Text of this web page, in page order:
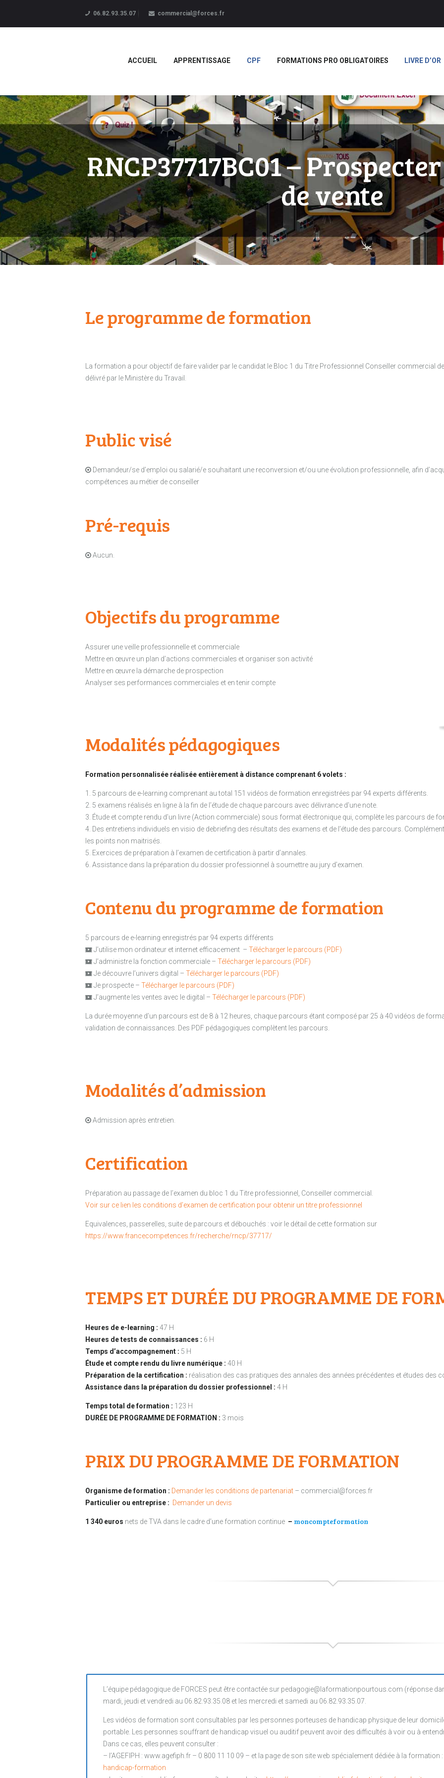
06.82.93.35.07 commercial@forces.fr
ACCUEIL APPRENTISSAGE CPF FORMATIONS PRO OBLIGATOIRES LIVRE D’OR
RNCP37717BC01 –
de vente
Forces
APPRENTISSAGE
FORMATIONS PRO
LIVRE D’OR
BOUTIQUE
MARQUE BLANCHE
Le programme de formation
La formation a pour objectif de faire valider par le candidat le Bloc 1 du Titre Professionnel Conseiller commercial de
délivré par le Ministère du Travail.
Public visé
Demandeur/se d’emploi ou salarié/e souhaitant une reconversion et/ou une évolution professionnelle, afin
compétences au métier de conseiller
Pré-requis
Aucun.
Objectifs du programme
Assurer une veille professionnelle et commerciale
Mettre en œuvre un plan d’actions commerciales et organiser son activité
Mettre en œuvre la démarche de prospection
Analyser ses performances commerciales et en tenir compte
Modalités pédagogiques
Formation personnalisée réalisée entièrement à distance comprenant 6 volets :
1. 5 parcours de e-learning comprenant au total 151 vidéos de formation enregistrées par 94 experts différents.
2. 5 examens réalisés en ligne à la fin de l’étude de chaque parcours avec délivrance d’une note.
3. Étude et compte rendu d’un livre (Action commerciale) sous format électronique qui, complète les parcours de
4. Des entretiens individuels en visio de debriefing des résultats des examens et de l’étude des parcours.
les points non maitrisés.
5. Exercices de préparation à l’examen de certification à partir d’annales.
6. Assistance dans la préparation du dossier professionnel à soumettre au jury d’examen.
Contenu du programme de formation
5 parcours de e-learning enregistrés par 94 experts différents
J’utilise mon ordinateur et internet efficacement – Télécharger le parcours (PDF)
J’administre la fonction commerciale – Télécharger le parcours (PDF)
Je découvre l’univers digital – Télécharger le parcours (PDF)
Je prospecte – Télécharger le parcours (PDF)
J’augmente les ventes avec le digital – Télécharger le parcours (PDF)
La durée moyenne d’un parcours est de 8 à 12 heures, chaque parcours étant composé par 25 à 40 vidéos de
validation de connaissances. Des PDF pédagogiques complètent les parcours.
Modalités d’admission
Admission après entretien.
Certification
Préparation au passage de l’examen du bloc 1 du Titre professionnel, Conseiller commercial.
Voir sur ce lien les conditions d’examen de certification pour obtenir un titre professionnel
Equivalences, passerelles, suite de parcours et débouchés : voir le détail de cette formation sur
https://www.francecompetences.fr/recherche/rncp/37717/
TEMPS ET DURÉE DU PROGRAMME DE
Heures de e-learning : 47 H
Heures de tests de connaissances : 6 H
Temps d’accompagnement : 5 H
Étude et compte rendu du livre numérique : 40 H
Préparation de la certification : réalisation des cas pratiques des annales des années précédentes et études des
Assistance dans la préparation du dossier professionnel : 4 H
Temps total de formation : 123 H
DURÉE DE PROGRAMME DE FORMATION : 3 mois
PRIX DU PROGRAMME DE FORMATION
Organisme de formation : Demander les conditions de partenariat – commercial@forces.fr
Particulier ou entreprise : Demander un devis
1 340 euros nets de TVA dans le cadre d’une formation continue – moncompteformation
L’équipe pédagogique de FORCES peut être contactée sur pedagogie@laformationpourtous.com (réponse
mardi, jeudi et vendredi au 06.82.93.35.08 et les mercredi et samedi au 06.82.93.35.07.
Les vidéos de formation sont consultables par les personnes porteuses de handicap physique de leur
portable. Les personnes souffrant de handicap visuel ou auditif peuvent avoir des difficultés à voir ou à
Dans ce cas, elles peuvent consulter :
– l’AGEFIPH : www.agefiph.fr – 0 800 11 10 09 – et la page de son site web spécialement dédiée à la formation :
handicap-formation